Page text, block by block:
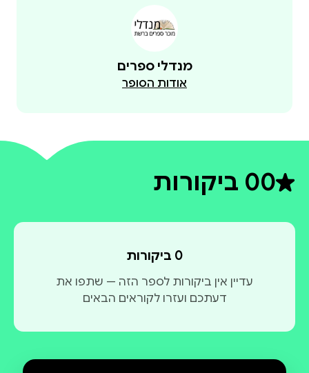
מנדלי ספרים
אודות הסופר
0דירוג ממוצע 0 מתוך 5
0 ביקורות
0 ביקורות
עדיין אין ביקורות לספר הזה — שתפו את
דעתכם ועזרו לקוראים הבאים